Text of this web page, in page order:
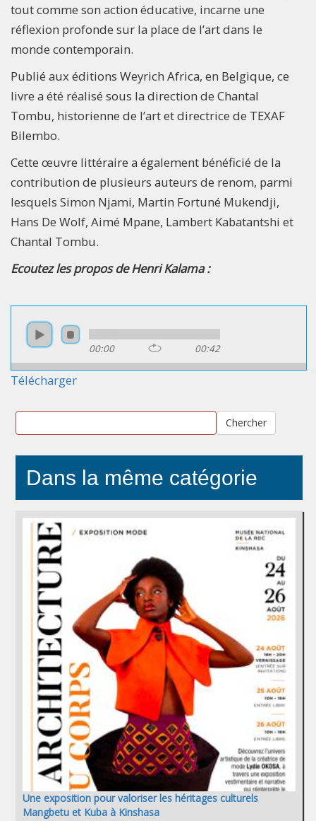
tout comme son action éducative, incarne une
réflexion profonde sur la place de l’art dans le
monde contemporain.
Publié aux éditions Weyrich Africa, en Belgique, ce
livre a été réalisé sous la direction de Chantal
Tombu, historienne de l’art et directrice de TEXAF
Bilembo.
Cette œuvre littéraire a également bénéficié de la
contribution de plusieurs auteurs de renom, parmi
lesquels Simon Njami, Martin Fortuné Mukendji,
Hans De Wolf, Aimé Mpane, Lambert Kabatantshi et
Chantal Tombu.
Ecoutez les propos de Henri Kalama :
00:00 00:42
Télécharger
Chercher
Dans la même catégorie
Une exposition pour valoriser les héritages culturels
Mangbetu et Kuba à Kinshasa